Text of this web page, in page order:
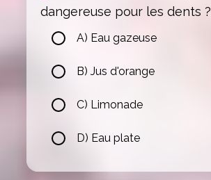
dangereuse pour les dents ?
A) Eau gazeuse
B) Jus d'orange
C) Limonade
D) Eau plate